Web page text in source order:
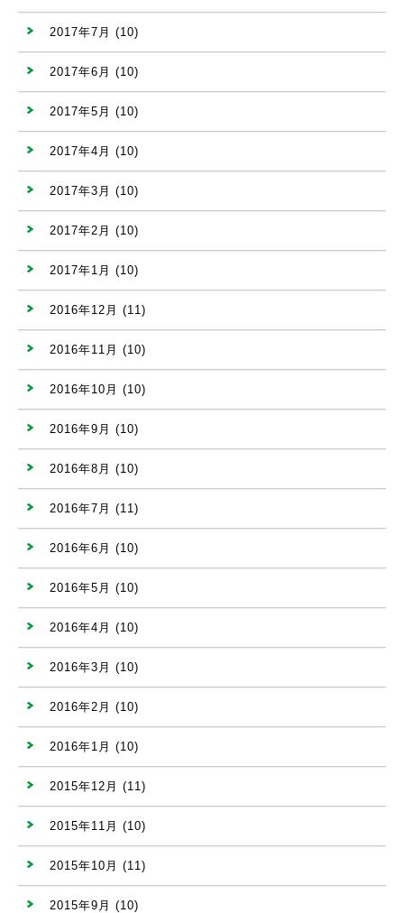
2017年7月 (10)
2017年6月 (10)
2017年5月 (10)
2017年4月 (10)
2017年3月 (10)
2017年2月 (10)
2017年1月 (10)
2016年12月 (11)
2016年11月 (10)
2016年10月 (10)
2016年9月 (10)
2016年8月 (10)
2016年7月 (11)
2016年6月 (10)
2016年5月 (10)
2016年4月 (10)
2016年3月 (10)
2016年2月 (10)
2016年1月 (10)
2015年12月 (11)
2015年11月 (10)
2015年10月 (11)
2015年9月 (10)